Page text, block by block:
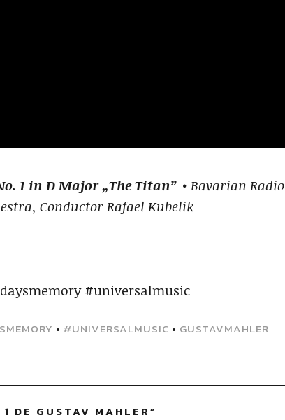
1 in D Major „The Titan” • Bavarian Radio
Conductor Rafael Kubelik
#universalmusic
• #UNIVERSALMUSIC • GUSTAVMAHLER
DE GUSTAV MAHLER”